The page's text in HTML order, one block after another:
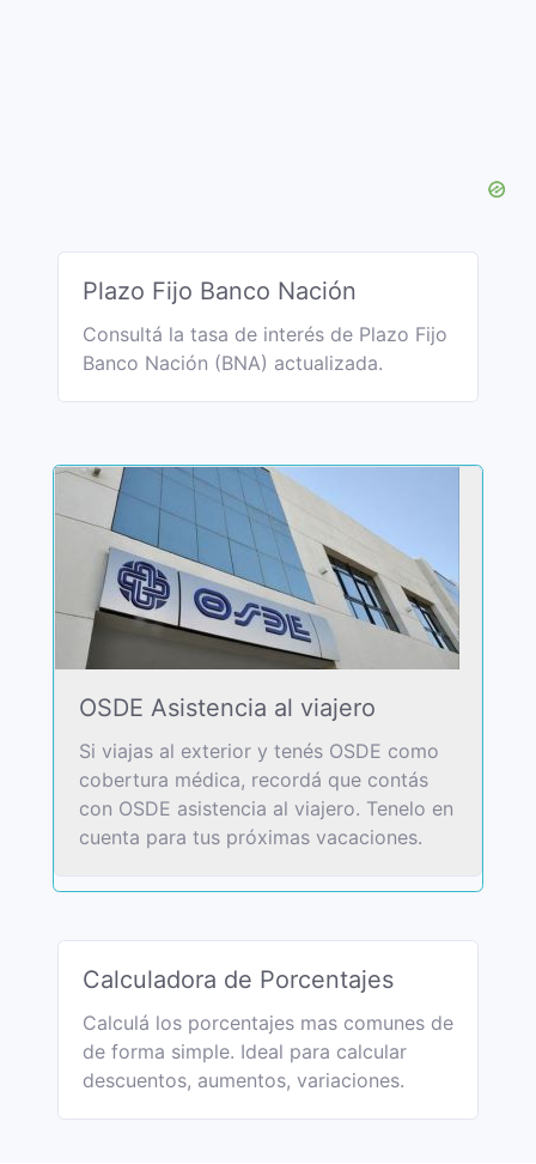
Plazo Fijo Banco Nación
Consultá la tasa de interés de Plazo Fijo
Banco Nación (BNA) actualizada.
OSDE Asistencia al viajero
Si viajas al exterior y tenés OSDE como
cobertura médica, recordá que contás
con OSDE asistencia al viajero. Tenelo en
cuenta para tus próximas vacaciones.
Calculadora de Porcentajes
Calculá los porcentajes mas comunes de
de forma simple. Ideal para calcular
descuentos, aumentos, variaciones.